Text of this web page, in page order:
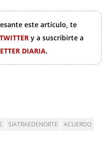
este artículo, te
TWITTER y a suscribirte a
DIARIA.
SIATRAEDENORTE
ACUERDO